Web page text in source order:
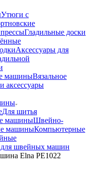
Утюги с
Гладильные доски
Аксессуары для
машиныВязальное
аксессуары
Для шитья
машиныШвейно-
машиныКомпьютерные
швейных машин
Elna PE1022